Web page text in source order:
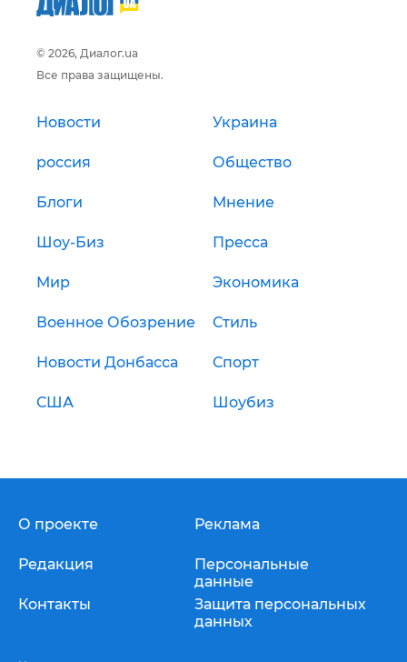
© 2026, Диалог.ua
Все права защищены.
Новости Украина
россия Общество
Блоги Мнение
Шоу-Биз Пресса
Мир Экономика
Военное Обозрение Стиль
Новости Донбасса Спорт
США Шоубиз
О проекте
Редакция
Контакты
Реклама
Персональные
данные
Защита персональных
данных